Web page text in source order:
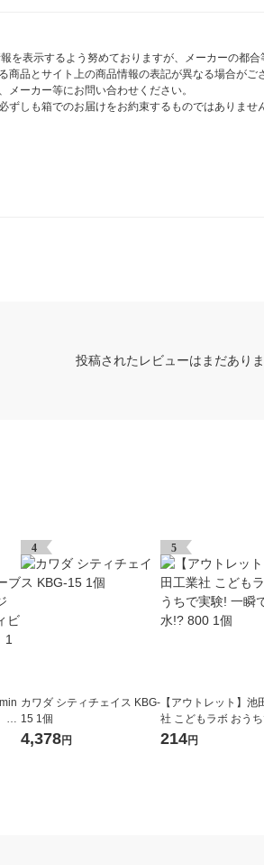
を表示するよう努めておりますが、メーカーの都
商品とサイト上の商品情報の表記が異なる場合が
ーカー等にお問い合わせください。
ずしも箱でのお届けをお約束するものではありま
投稿されたレビューはまだありま
ブ
4
カワダ シティチェイス KBG-
15 1個
4,378円
5
【アウトレット】池
社 こどもラボ おうち
一瞬で凍る水!? 800 1
214円